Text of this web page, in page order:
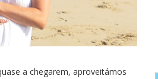
a chegarem, aproveitámos